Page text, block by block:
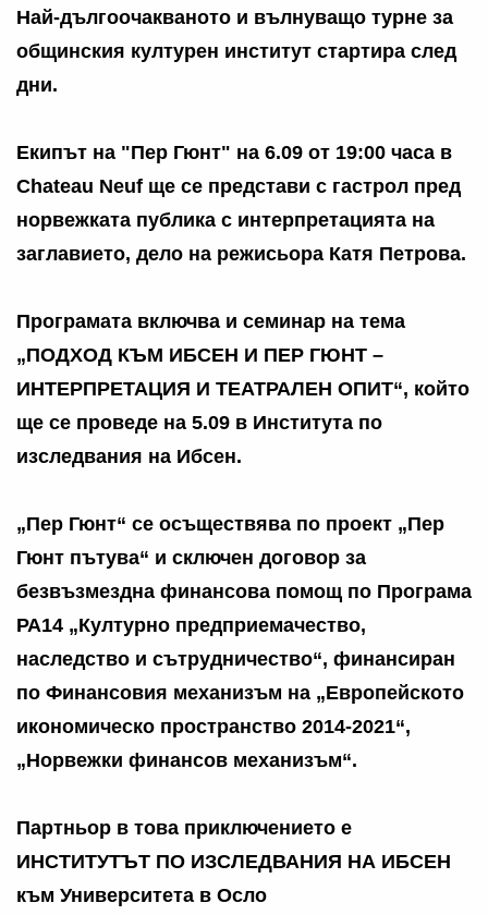
Най-дългоочакваното и вълнуващо турне за
общинския културен институт стартира след
дни.
Екипът на "Пер Гюнт" на 6.09 от 19:00 часа в
Chateau Neuf ще се представи с гастрол пред
норвежката публика с интерпретацията на
заглавието, дело на режисьора Катя Петрова.
Програмата включва и семинар на тема
„ПОДХОД КЪМ ИБСЕН И ПЕР ГЮНТ –
ИНТЕРПРЕТАЦИЯ И ТЕАТРАЛЕН ОПИТ“, който
ще се проведе на 5.09 в Института по
изследвания на Ибсен.
„Пер Гюнт“ се осъществява по проект „Пер
Гюнт пътува“ и сключен договор за
безвъзмездна финансова помощ по Програма
РА14 „Културно предприемачество,
наследство и сътрудничество“, финансиран
по Финансовия механизъм на „Европейското
икономическо пространство 2014-2021“,
„Норвежки финансов механизъм“.
Партньор в това приключението е
ИНСТИТУТЪТ ПО ИЗСЛЕДВАНИЯ НА ИБСЕН
към Университета в Осло